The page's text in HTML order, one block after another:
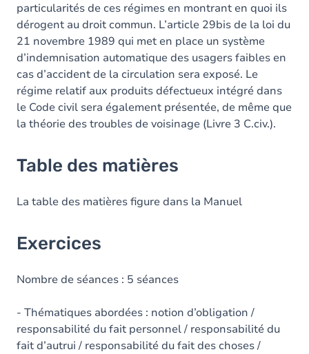
particularités de ces régimes en montrant en quoi ils
dérogent au droit commun. L’article 29bis de la loi du
21 novembre 1989 qui met en place un système
d’indemnisation automatique des usagers faibles en
cas d’accident de la circulation sera exposé. Le
régime relatif aux produits défectueux intégré dans
le Code civil sera également présentée, de même que
la théorie des troubles de voisinage (Livre 3 C.civ.).
Table des matières
La table des matières figure dans la Manuel
Exercices
Nombre de séances : 5 séances
- Thématiques abordées : notion d’obligation /
responsabilité du fait personnel / responsabilité du
fait d’autrui / responsabilité du fait des choses /